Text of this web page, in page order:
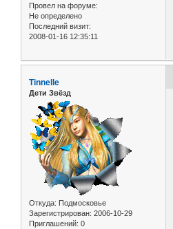
Провел на форуме:
Не определено
Последний визит:
2008-01-16 12:35:11
Tinnelle
Дети Звёзд
Откуда: Подмосковье
Зарегистрирован: 2006-10-29
Приглашений: 0